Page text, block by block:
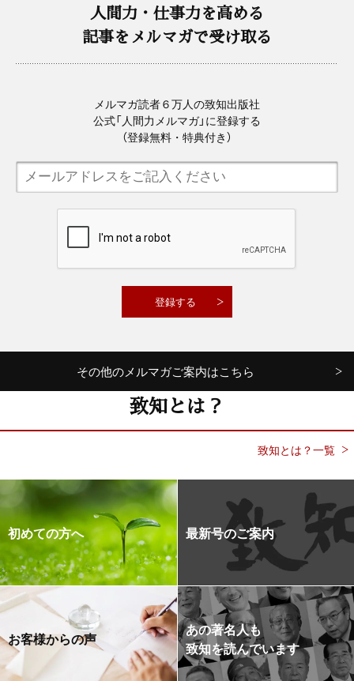
人間力・仕事力を高める
記事をメルマガで受け取る
メルマガ読者６万人の致知出版社
公式「人間力メルマガ」に登録する
（登録無料・特典付き）
その他のメルマガご案内はこちら
致知とは？
致知とは？一覧
初めての方へ 最新号のご案内
お客様からの声
あの著名人も
致知を読んでいます